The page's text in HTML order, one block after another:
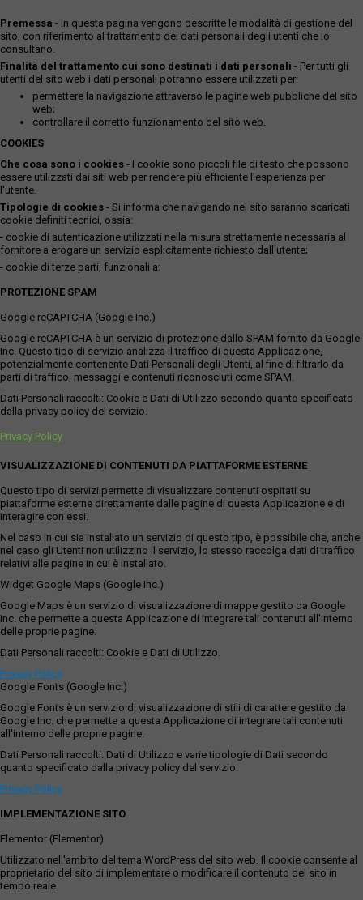
Premessa - In questa pagina vengono descritte le modalità di gestione del
sito, con riferimento al trattamento dei dati personali degli utenti che lo
consultano.
Finalità del trattamento cui sono destinati i dati personali - Per tutti gli
utenti del sito web i dati personali potranno essere utilizzati per:
permettere la navigazione attraverso le pagine web pubbliche del sito
web;
controllare il corretto funzionamento del sito web.
COOKIES
Che cosa sono i cookies - I cookie sono piccoli file di testo che possono
essere utilizzati dai siti web per rendere più efficiente l'esperienza per
l'utente.
Tipologie di cookies - Si informa che navigando nel sito saranno scaricati
cookie definiti tecnici, ossia:
- cookie di autenticazione utilizzati nella misura strettamente necessaria al
fornitore a erogare un servizio esplicitamente richiesto dall'utente;
- cookie di terze parti, funzionali a:
PROTEZIONE SPAM
Google reCAPTCHA (Google Inc.)
Google reCAPTCHA è un servizio di protezione dallo SPAM fornito da Google
Inc. Questo tipo di servizio analizza il traffico di questa Applicazione,
potenzialmente contenente Dati Personali degli Utenti, al fine di filtrarlo da
parti di traffico, messaggi e contenuti riconosciuti come SPAM.
Dati Personali raccolti: Cookie e Dati di Utilizzo secondo quanto specificato
dalla privacy policy del servizio.
Privacy Policy
VISUALIZZAZIONE DI CONTENUTI DA PIATTAFORME ESTERNE
Questo tipo di servizi permette di visualizzare contenuti ospitati su
piattaforme esterne direttamente dalle pagine di questa Applicazione e di
interagire con essi.
Nel caso in cui sia installato un servizio di questo tipo, è possibile che, anche
nel caso gli Utenti non utilizzino il servizio, lo stesso raccolga dati di traffico
relativi alle pagine in cui è installato.
Widget Google Maps (Google Inc.)
Google Maps è un servizio di visualizzazione di mappe gestito da Google
Inc. che permette a questa Applicazione di integrare tali contenuti all'interno
delle proprie pagine.
Dati Personali raccolti: Cookie e Dati di Utilizzo.
Privacy Policy
Google Fonts (Google Inc.)
Google Fonts è un servizio di visualizzazione di stili di carattere gestito da
Google Inc. che permette a questa Applicazione di integrare tali contenuti
all'interno delle proprie pagine.
Dati Personali raccolti: Dati di Utilizzo e varie tipologie di Dati secondo
quanto specificato dalla privacy policy del servizio.
Privacy Policy
IMPLEMENTAZIONE SITO
Elementor (Elementor)
Utilizzato nell'ambito del tema WordPress del sito web. Il cookie consente al
proprietario del sito di implementare o modificare il contenuto del sito in
tempo reale.